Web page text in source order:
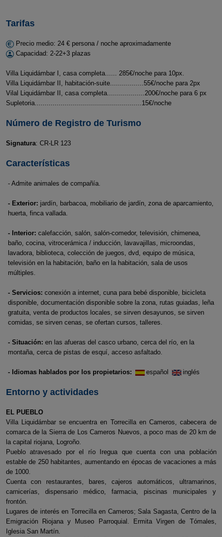
Tarifas
Precio medio: 24 € persona / noche aproximadamente
Capacidad: 2-22+3 plazas
Villa Liquidámbar I, casa completa...... 285€/noche para 10px.
Villa Liquidámbar II, habitación-suite.................55€/noche para 2px
Vilal Liquidámbar II, casa completa...................200€/noche para 6 px
Supletoria......................................................15€/noche
Número de Registro de Turismo
Signatura: CR-LR 123
Características
- Admite animales de compañía.
- Exterior: jardín, barbacoa, mobiliario de jardín, zona de aparcamiento,
huerta, finca vallada.
- Interior: calefacción, salón, salón-comedor, televisión, chimenea,
baño, cocina, vitrocerámica / inducción, lavavajillas, microondas,
lavadora, biblioteca, colección de juegos, dvd, equipo de música,
televisión en la habitación, baño en la habitación, sala de usos
múltiples.
- Servicios: conexión a internet, cuna para bebé disponible, bicicleta
disponible, documentación disponible sobre la zona, rutas guiadas, leña
gratuita, venta de productos locales, se sirven desayunos, se sirven
comidas, se sirven cenas, se ofertan cursos, talleres.
- Situación: en las afueras del casco urbano, cerca del río, en la
montaña, cerca de pistas de esquí, acceso asfaltado.
- Idiomas hablados por los propietarios: español inglés
Entorno y actividades
EL PUEBLO
Villa Liquidámbar se encuentra en Torrecilla en Cameros, cabecera de
comarca de la Sierra de Los Cameros Nuevos, a poco mas de 20 km de
la capital riojana, Logroño.
Pueblo atravesado por el río Iregua que cuenta con una población
estable de 250 habitantes, aumentando en épocas de vacaciones a más
de 1000.
Cuenta con restaurantes, bares, cajeros automáticos, ultramarinos,
carnicerías, dispensario médico, farmacia, piscinas municipales y
frontón.
Lugares de interés en Torrecilla en Cameros; Sala Sagasta, Centro de la
Emigración Riojana y Museo Parroquial. Ermita Virgen de Tómales,
Iglesia San Martín.